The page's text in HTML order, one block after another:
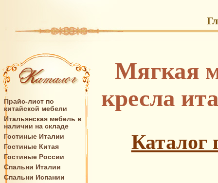
Прайс-лист по
китайской мебели
Итальянская мебель в
наличии на складе
Гостиные Италии
Гостиные Китая
Гостиные России
Спальни Италии
Спальни Испании
Мягкая
кресла
Каталог